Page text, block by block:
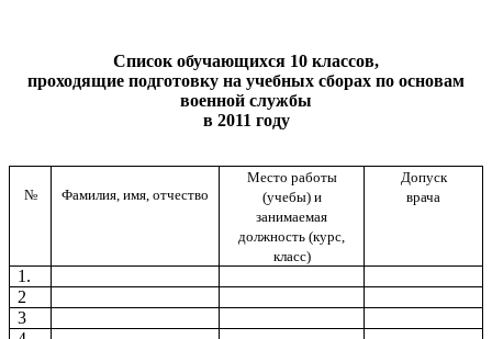
Список обучающихся 10 классов,
проходящие подготовку на учебных сборах по основам
военной службы
в 2011 году
№ Фамилия, имя, отчество
Место работы
(учебы) и
занимаемая
должность (курс,
класс)
Допуск
врача
1.
2
3